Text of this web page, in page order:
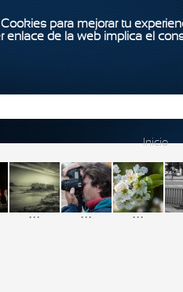
para mejorar tu
enlace de la web implica el
Inicio
... ... ...